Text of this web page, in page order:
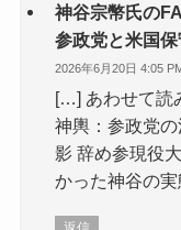
神谷宗幣氏の
参政党と米国
2026年6月20日 4:05
[…] あわせて読
神輿：参政党
影 辞め参現役
かった神谷の